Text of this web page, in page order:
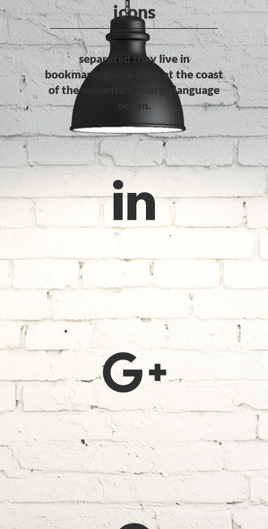
icons
separated they live in
bookmarksgrove right at the coast
of the semantics, a large language
ocean.